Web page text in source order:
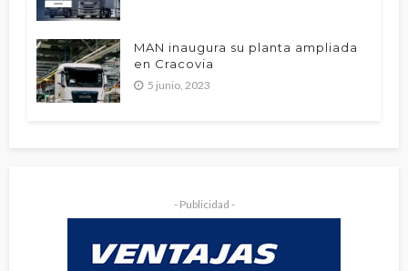
MAN inaugura su planta ampliada
en Cracovia
5 junio, 2023
- Publicidad -